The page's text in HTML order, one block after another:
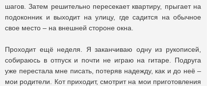
шагов. Затем решительно пересекает квартиру, прыгает на
подоконник и выходит на улицу, где садится на обычное
свое место – на внешней стороне окна.
Проходит ещё неделя. Я заканчиваю одну из рукописей,
собираюсь в отпуск и почти не играю на гитаре. Подруга
уже перестала мне писать, потеряв надежду, как и до неё –
мои родители. Кот приходит, смотрит на мои приготовления